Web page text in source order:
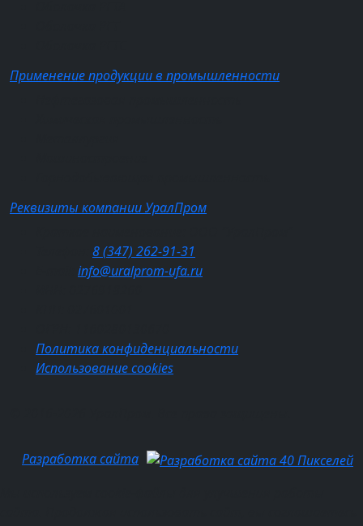
Применение продукции в промышленности
Реквизиты компании УралПром
8 (347) 262‑91‑31
info@uralprom-ufa.ru
Политика конфиденциальности
Использование cookies
Разработка сайта